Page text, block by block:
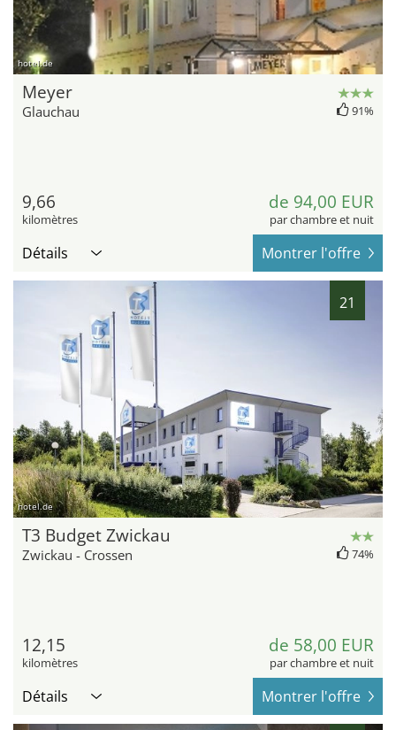
hotel.de
Meyer
Glauchau 91%
9,66
kilomètres
de 94,00 EUR
par chambre et nuit
Détails Montrer l'offre
21
hotel.de
T3 Budget Zwickau
Zwickau - Crossen 74%
12,15
kilomètres
de 58,00 EUR
par chambre et nuit
Détails Montrer l'offre